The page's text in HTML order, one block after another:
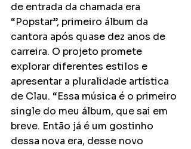
de entrada da chamada era
“Popstar”, primeiro álbum da
cantora após quase dez anos de
carreira. O projeto promete
explorar diferentes estilos e
apresentar a pluralidade artística
de Clau. “Essa música é o primeiro
single do meu álbum, que sai em
breve. Então já é um gostinho
dessa nova era, desse novo